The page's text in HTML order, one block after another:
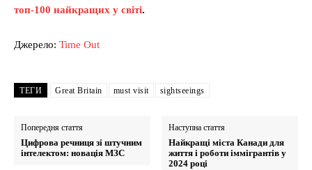
топ-100 найкращих у світі.
Джерело: Time Out
ТЕГИ Great Britain must visit sightseeings
Попередня стаття
Цифрова речниця зі штучним
інтелектом: новація МЗС
Наступна стаття
Найкращі міста Канади для
життя і роботи іммігрантів у
2024 році